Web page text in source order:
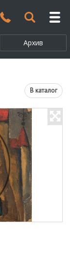
Архив
В каталог